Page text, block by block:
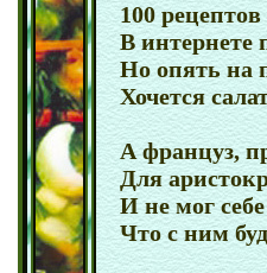
100
В интернете
Но опять на
Хочется
А француз,
Для
И не мог
Что с ним